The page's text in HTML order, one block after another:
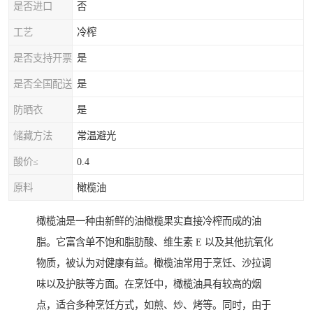
是否进口 否
工艺 冷榨
是否支持开票 是
是否全国配送 是
防晒衣 是
储藏方法 常温避光
酸价≤ 0.4
原料 橄榄油
橄榄油是一种由新鲜的油橄榄果实直接冷榨而成的油
脂。它富含单不饱和脂肪酸、维生素 E 以及其他抗氧化
物质，被认为对健康有益。橄榄油常用于烹饪、沙拉调
味以及护肤等方面。在烹饪中，橄榄油具有较高的烟
点，适合多种烹饪方式，如煎、炒、烤等。同时，由于